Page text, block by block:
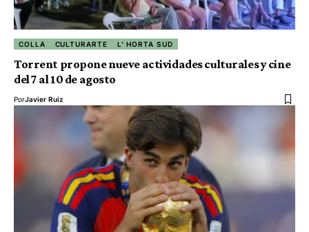
COLLA CULTURARTE L' HORTA SUD
Torrent propone nueve actividades culturales y cine
del 7 al 10 de agosto
PorJavier Ruiz